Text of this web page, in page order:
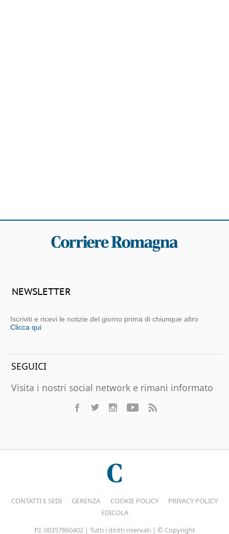
NEWSLETTER
Iscriviti e ricevi le notizie del giorno prima di chiunque altro
Clicca qui
SEGUICI
Visita i nostri social network e rimani informato
CONTATTI E SEDI GERENZA COOKIE POLICY
PRIVACY POLICY
EDICOLA
P.I. 00357860402 | Tutti i diritti riservati | © Copyright